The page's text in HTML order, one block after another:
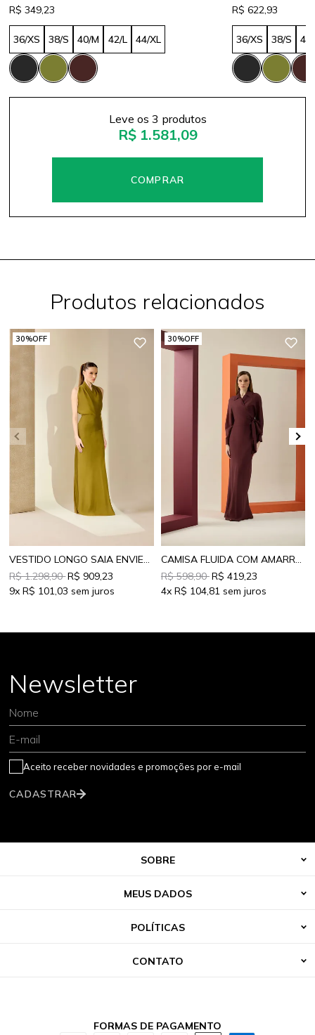
R$ 349,23
36/XS 38/S 40/M 42/L 44/XL
R$ 622,93
36/XS 38/S
Leve os 3 produtos
R$ 1.581,09
Produtos relacionados
30%OFF
VESTIDO LONGO SAIA ENVIESADA
R$ 1.298,90R$ 909,23
9xR$ 101,03
30%OFF
CAMISA FLUIDA COM AMARRAÇÃO
R$ 598,90R$ 419,23
4x R$ 104,81
Newsletter
Nome
E-mail
CADASTRAR
Aceito receber novidades e promoções por e-mail
SOBRE
MEUS DADOS
POLÍTICAS
CONTATO
FORMAS DE PAGAMENTO